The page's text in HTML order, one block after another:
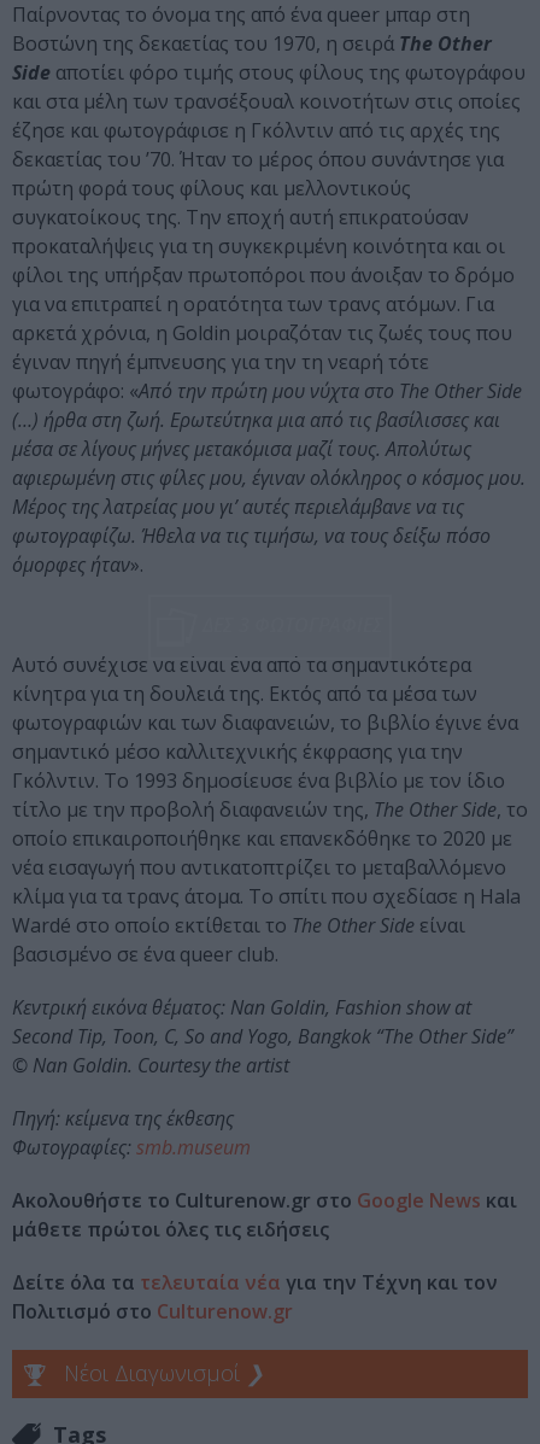
Παίρνοντας το όνομα της από ένα queer μπαρ στη
Βοστώνη της δεκαετίας του 1970, η σειρά The Other
Side αποτίει φόρο τιμής στους φίλους της φωτογράφου
και στα μέλη των τρανσέξουαλ κοινοτήτων στις οποίες
έζησε και φωτογράφισε η Γκόλντιν από τις αρχές της
δεκαετίας του ’70. Ήταν το μέρος όπου συνάντησε για
πρώτη φορά τους φίλους και μελλοντικούς
συγκατοίκους της. Την εποχή αυτή επικρατούσαν
προκαταλήψεις για τη συγκεκριμένη κοινότητα και οι
φίλοι της υπήρξαν πρωτοπόροι που άνοιξαν το δρόμο
για να επιτραπεί η ορατότητα των τρανς ατόμων. Για
αρκετά χρόνια, η Goldin μοιραζόταν τις ζωές τους που
έγιναν πηγή έμπνευσης για την τη νεαρή τότε
φωτογράφο: «Από την πρώτη μου νύχτα στο The Other Side
(…) ήρθα στη ζωή. Ερωτεύτηκα μια από τις βασίλισσες και
μέσα σε λίγους μήνες μετακόμισα μαζί τους. Απολύτως
αφιερωμένη στις φίλες μου, έγιναν ολόκληρος ο κόσμος μου.
Μέρος της λατρείας μου γι’ αυτές περιελάμβανε να τις
φωτογραφίζω. Ήθελα να τις τιμήσω, να τους δείξω πόσο
όμορφες ήταν».
Αυτό συνέχισε να είναι ένα από τα σημαντικότερα
κίνητρα για τη δουλειά της. Εκτός από τα μέσα των
φωτογραφιών και των διαφανειών, το βιβλίο έγινε ένα
σημαντικό μέσο καλλιτεχνικής έκφρασης για την
Γκόλντιν. Το 1993 δημοσίευσε ένα βιβλίο με τον ίδιο
τίτλο με την προβολή διαφανειών της, The Other Side, το
οποίο επικαιροποιήθηκε και επανεκδόθηκε το 2020 με
νέα εισαγωγή που αντικατοπτρίζει το μεταβαλλόμενο
κλίμα για τα τρανς άτομα. Το σπίτι που σχεδίασε η Hala
Wardé στο οποίο εκτίθεται το The Other Side είναι
βασισμένο σε ένα queer club.
Κεντρική εικόνα θέματος: Nan Goldin, Fashion show at
Second Tip, Toon, C, So and Yogo, Bangkok “The Other Side”
© Nan Goldin. Courtesy the artist
Πηγή: κείμενα της έκθεσης
Φωτογραφίες: smb.museum
Ακολουθήστε το Culturenow.gr στο Google News και
μάθετε πρώτοι όλες τις ειδήσεις
Δείτε όλα τα τελευταία νέα για την Τέχνη και τον
Πολιτισμό στο Culturenow.gr
Νέοι Διαγωνισμοί ❯
Tags